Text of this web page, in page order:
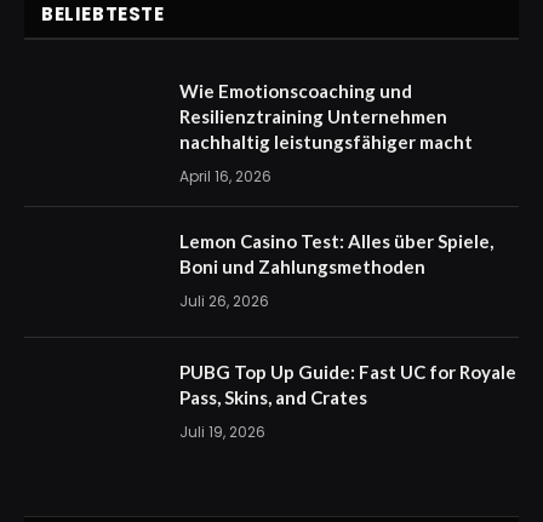
BELIEBTESTE
Wie Emotionscoaching und
Resilienztraining Unternehmen
nachhaltig leistungsfähiger macht
April 16, 2026
Lemon Casino Test: Alles über Spiele,
Boni und Zahlungsmethoden
Juli 26, 2026
PUBG Top Up Guide: Fast UC for Royale
Pass, Skins, and Crates
Juli 19, 2026